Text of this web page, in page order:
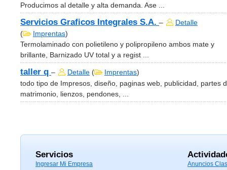
Producimos al detalle y alta demanda. Ase ...
Servicios Graficos Integrales S.A. –
Detalle
(
Imprentas)
Termolaminado con polietileno y polipropileno ambos mate y
brillante, Barnizado UV total y a regist ...
taller q – Detalle ( Imprentas)
todo tipo de Impresos, diseño, paginas web, publicidad, partes
matrimonio, lienzos, pendones, ...
Servicios
Ingresar Mi Empresa
Anuncios